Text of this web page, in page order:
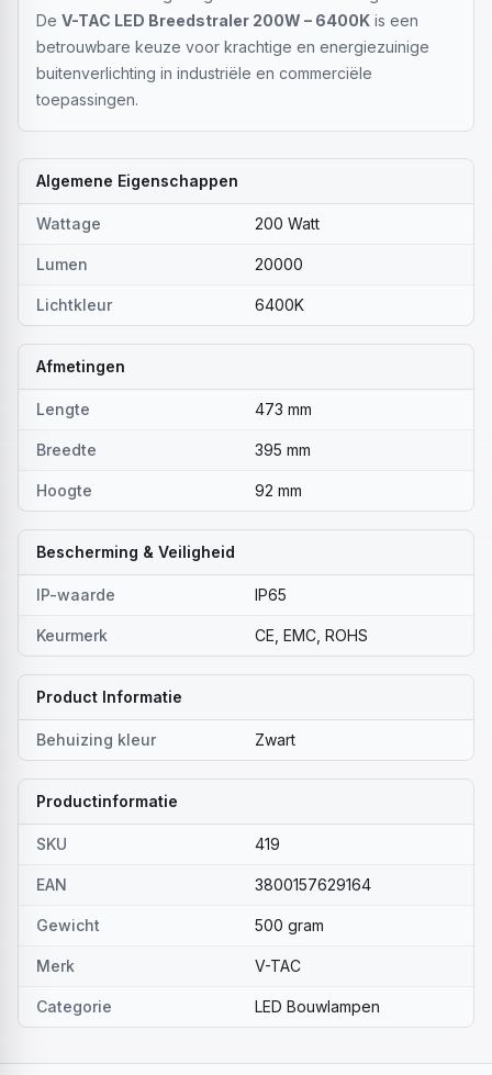
De V-TAC LED Breedstraler 200W – 6400K is een
betrouwbare keuze voor krachtige en energiezuinige
buitenverlichting in industriële en commerciële
toepassingen.
Algemene Eigenschappen
Wattage 200 Watt
Lumen 20000
Lichtkleur 6400K
Afmetingen
Lengte 473 mm
Breedte 395 mm
Hoogte 92 mm
Bescherming & Veiligheid
IP-waarde IP65
Keurmerk CE, EMC, ROHS
Product Informatie
Behuizing kleur Zwart
Productinformatie
SKU 419
EAN 3800157629164
Gewicht 500 gram
Merk V-TAC
Categorie LED Bouwlampen